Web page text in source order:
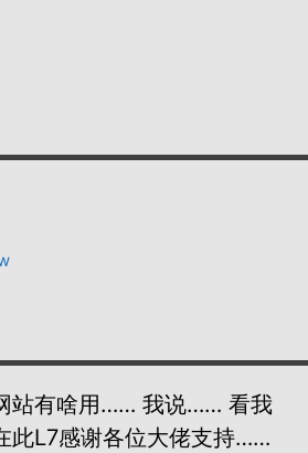
站有啥用…… 我说…… 看我
此L7感谢各位大佬支持……